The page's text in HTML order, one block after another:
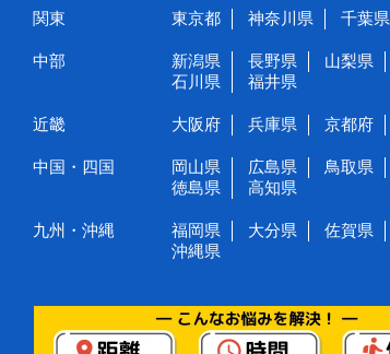
関東 東京都 神奈川県 千葉県
中部 新潟県 長野県 山梨県
石川県
福井県
近畿 大阪府 兵庫県 京都府
中国・四国 岡山県 広島県 鳥取県
徳島県
高知県
九州・沖縄 福岡県 大分県 佐賀県
沖縄県